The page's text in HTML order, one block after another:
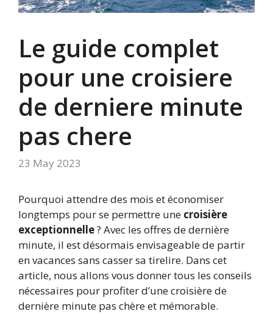
Le guide complet
pour une croisiere
de derniere minute
pas chere
23 May 2023
Pourquoi attendre des mois et économiser
longtemps pour se permettre une croisière
exceptionnelle? Avec les offres de dernière
minute, il est désormais envisageable de partir
en vacances sans casser sa tirelire. Dans cet
article, nous allons vous donner tous les conseils
nécessaires pour profiter d’une croisière de
dernière minute pas chère et mémorable.